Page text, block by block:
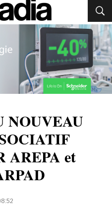
NOUVEAU
AREPA et